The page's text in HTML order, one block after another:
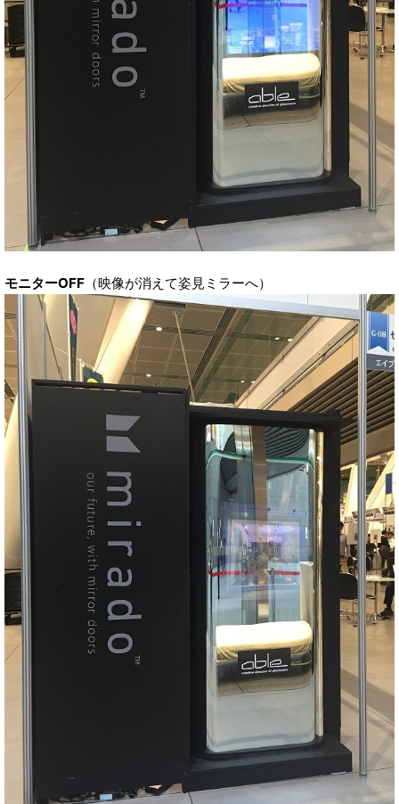
モニターOFF （映像が消えて姿見ミラーへ）